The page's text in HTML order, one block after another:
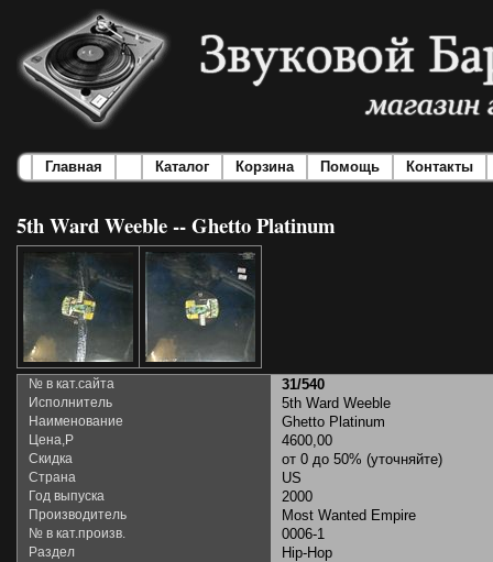
Главная Каталог Корзина Помощь Контакты
5th Ward Weeble -- Ghetto Platinum
№ в кат.сайта 31/540
Исполнитель 5th Ward Weeble
Наименование Ghetto Platinum
Цена,Р 4600,00
Скидка от 0 до 50% (уточняйте)
Страна US
Год выпуска 2000
Производитель Most Wanted Empire
№ в кат.произв. 0006-1
Раздел Hip-Hop